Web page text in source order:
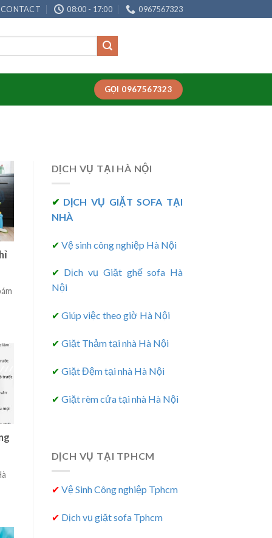
CONTACT 08:00 - 17:00 0967567323
GỌI 0967567323
DỊCH VỤ TẠI HÀ NỘI
✔ DỊCH VỤ GIẶT SOFA TẠI
NHÀ
✔ Vệ sinh công nghiệp Hà Nội
✔ Dịch vụ Giặt ghế sofa Hà
Nội
✔ Giúp việc theo giờ Hà Nội
✔ Giặt Thảm tại nhà Hà Nội
✔ Giặt Đệm tại nhà Hà Nội
✔ Giặt rèm cửa tại nhà Hà Nội
DỊCH VỤ TẠI TPHCM
✔ Vệ Sinh Công nghiệp Tphcm
✔ Dịch vụ giặt sofa Tphcm